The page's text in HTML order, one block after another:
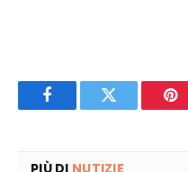
FacebookTwitter